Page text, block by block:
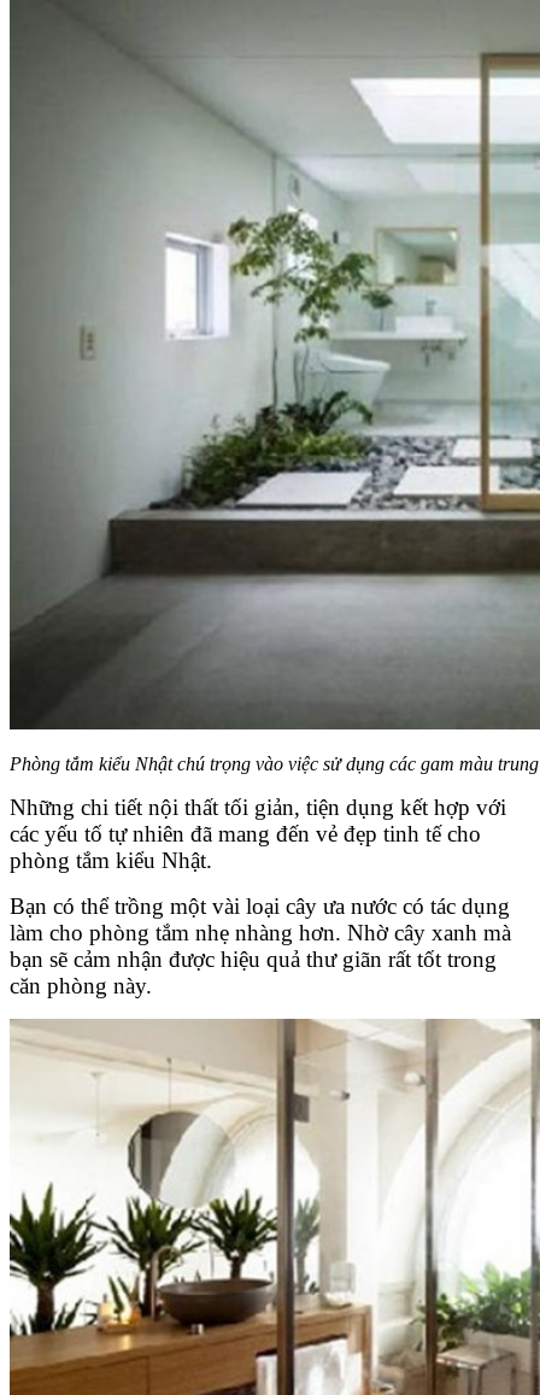
Phòng tắm kiểu Nhật chú trọng vào việc sử dụng các gam màu
Những chi tiết nội thất tối giản, tiện dụng kết hợp với
các yếu tố tự nhiên đã mang đến vẻ đẹp tinh tế cho
phòng tắm kiểu Nhật.
Bạn có thể trồng một vài loại cây ưa nước có tác dụng
làm cho phòng tắm nhẹ nhàng hơn. Nhờ cây xanh mà
bạn sẽ cảm nhận được hiệu quả thư giãn rất tốt trong
căn phòng này.